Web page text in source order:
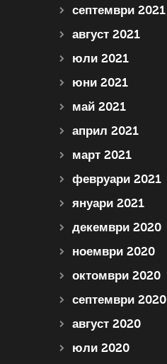
септември 2021
август 2021
юли 2021
юни 2021
май 2021
април 2021
март 2021
февруари 2021
януари 2021
декември 2020
ноември 2020
октомври 2020
септември 2020
август 2020
юли 2020